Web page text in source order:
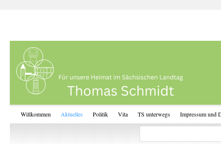
Willkommen Aktuelles Politik Vita TS unterwegs Impressum und